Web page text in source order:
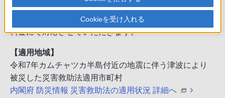
たします。適用地域にお住まいの個人のお客様が所有
し、被害を受けた民生用ソニー製品について、特別修理
料金にて対応させていただきます。
【適用地域】
令和7年カムチャツカ半島付近の地震に伴う津波により
被災した災害救助法適用市町村
内閣府 防災情報 災害救助法の適用状況 詳細へ
Cookieを受け入れる